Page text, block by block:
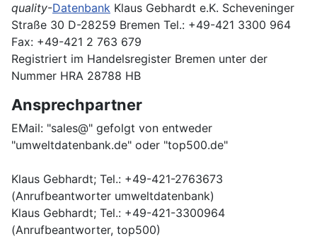
quality-Datenbank Klaus Gebhardt e.K. Scheveninger
Straße 30 D-28259 Bremen Tel.: +49-421 3300 964
Fax: +49-421 2 763 679
Registriert im Handelsregister Bremen unter der
Nummer HRA 28788 HB
Ansprechpartner
EMail: "sales@" gefolgt von entweder
"umweltdatenbank.de" oder "top500.de"
Klaus Gebhardt; Tel.: +49-421-2763673
(Anrufbeantworter umweltdatenbank)
Klaus Gebhardt; Tel.: +49-421-3300964
(Anrufbeantworter, top500)